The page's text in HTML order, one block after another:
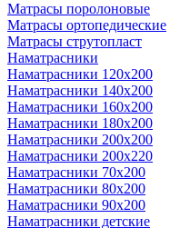
Матрасы поролоновые
Матрасы ортопедические
Матрасы струтопласт
Наматрасники
Наматрасники 120х200
Наматрасники 140х200
Наматрасники 160х200
Наматрасники 180х200
Наматрасники 200х200
Наматрасники 200х220
Наматрасники 70х200
Наматрасники 80х200
Наматрасники 90х200
Наматрасники детские